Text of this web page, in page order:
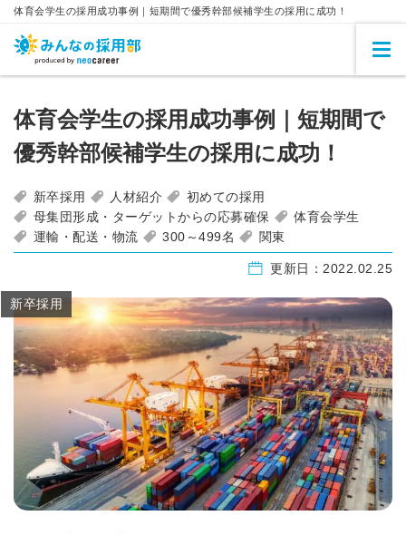
体育会学生の採用成功事例｜短期間で優秀幹部候補学生の採用に成功！
体育会学生の採用成功事例｜短期間で
優秀幹部候補学生の採用に成功！
新卒採用 人材紹介
初めての採用
母集団形成・ターゲットからの応募確保
体育会学生
運輸・配送・物流
300～499名 関東
更新日： 2022.02.25
新卒採用